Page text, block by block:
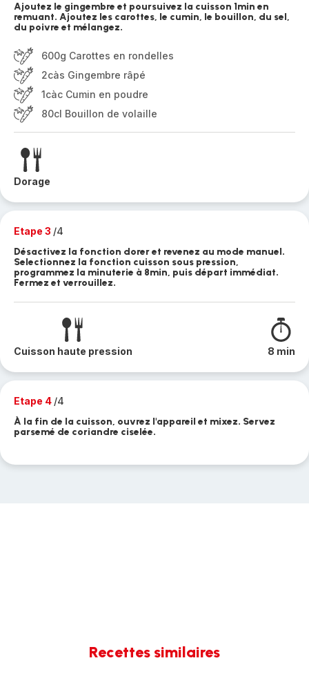
Ajoutez le gingembre et poursuivez la cuisson 1min en
remuant. Ajoutez les carottes, le cumin, le bouillon, du sel,
du poivre et mélangez.
600g Carottes en rondelles
2càs Gingembre râpé
1càc Cumin en poudre
80cl Bouillon de volaille
Dorage
Etape 3 /4
Désactivez la fonction dorer et revenez au mode manuel.
Selectionnez la fonction cuisson sous pression,
programmez la minuterie à 8min, puis départ immédiat.
Fermez et verrouillez.
Cuisson haute pression 8 min
Etape 4 /4
À la fin de la cuisson, ouvrez l'appareil et mixez. Servez
parsemé de coriandre ciselée.
Recettes similaires